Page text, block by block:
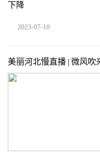
下降
2023-07-10
美丽河北慢直播 | 微风吹
一帧都是美好 7.10 石家